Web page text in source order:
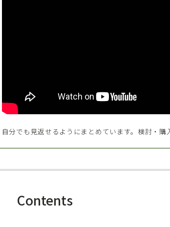
自分でも見返せるようにまとめています。検討・購
Contents